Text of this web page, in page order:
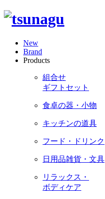
New
Brand
Products
組合せ
ギフトセット
食卓の器・小物
キッチンの道具
フード・ドリンク
日用品雑貨・文具
リラックス・
ボディケア